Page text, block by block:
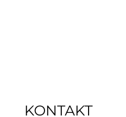
KONTAKT